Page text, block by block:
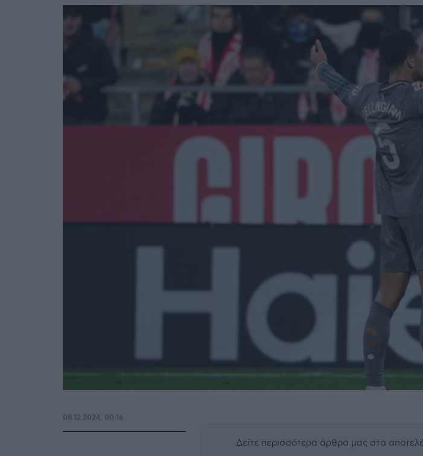
Δείτε περισσότερα άρθρα μας στα
08.12.2024, 00:16